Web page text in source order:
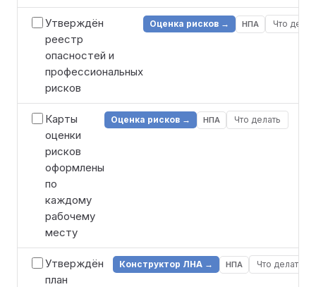
Утверждён
реестр
опасностей и
профессиональных
рисков
Оценка рисков → НПА Что
Карты
оценки
рисков
оформлены
по
каждому
рабочему
месту
Оценка рисков → НПА Что делать
Утверждён
план
Конструктор ЛНА → НПА Что делать